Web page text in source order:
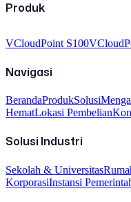
Produk
VCloudPoint S100
Navigasi
BerandaProdukSolusi
HematLokasi Pembelian
Solusi Industri
Sekolah & Universitas
KorporasiInstansi